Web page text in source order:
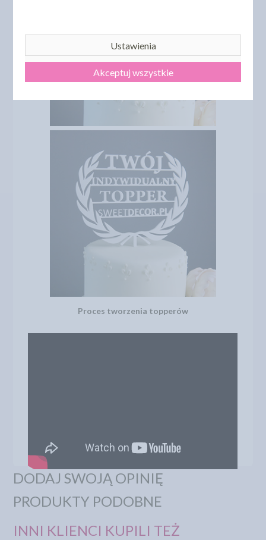
Proces tworzenia topperów
DODAJ SWOJĄ OPINIĘ
PRODUKTY PODOBNE
INNI KLIENCI KUPILI TEŻ
Ustawienia
Akceptuj wszystkie